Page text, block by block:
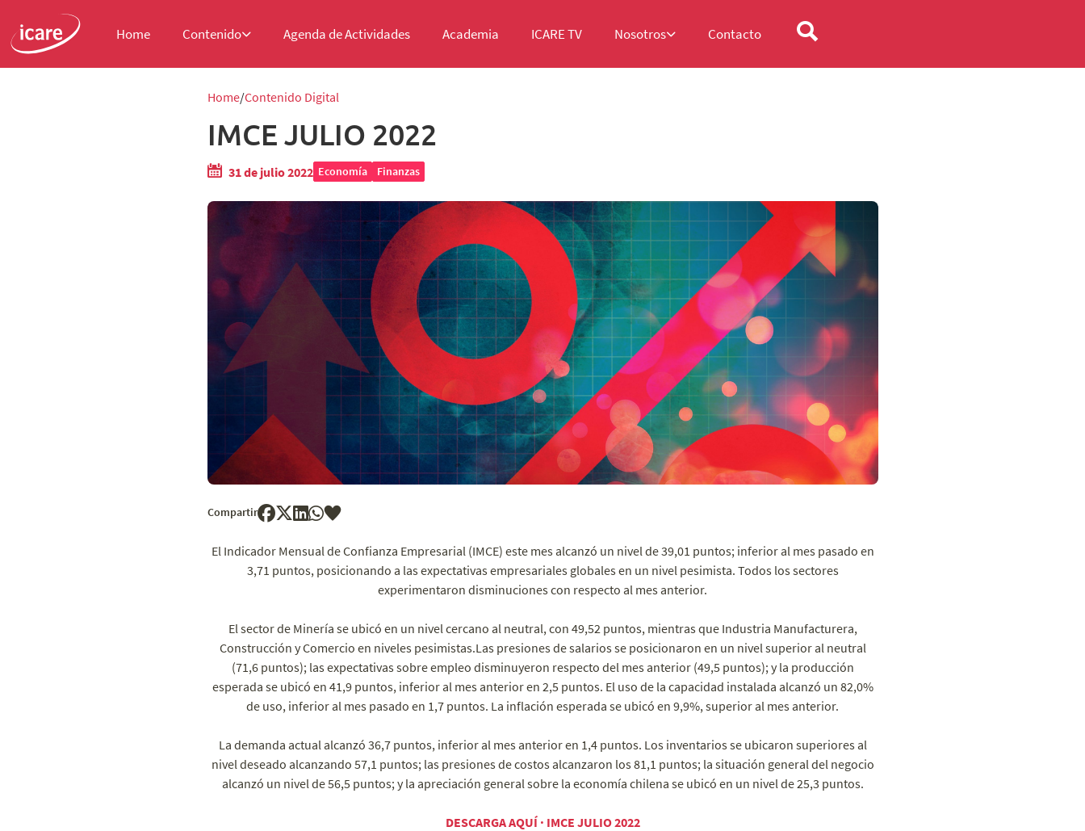
Home Contenido Agenda de Actividades Academia ICARE TV Nosotros Contacto
Home Contenido Digital
IMCE JULIO 2022
31 de julio 2022 Economía Finanzas
Compartir
El Indicador Mensual de Confianza Empresarial (IMCE) este mes alcanzó un nivel de 39,01 puntos; inferior al mes pasado en
3,71 puntos, posicionando a las expectativas empresariales globales en un nivel pesimista. Todos los sectores
experimentaron disminuciones con respecto al mes anterior.
El sector de Minería se ubicó en un nivel cercano al neutral, con 49,52 puntos, mientras que Industria Manufacturera,
Construcción y Comercio en niveles pesimistas.Las presiones de salarios se posicionaron en un nivel superior al neutral
(71,6 puntos); las expectativas sobre empleo disminuyeron respecto del mes anterior (49,5 puntos); y la producción
esperada se ubicó en 41,9 puntos, inferior al mes anterior en 2,5 puntos. El uso de la capacidad instalada alcanzó un 82,0%
de uso, inferior al mes pasado en 1,7 puntos. La inflación esperada se ubicó en 9,9%, superior al mes anterior.
La demanda actual alcanzó 36,7 puntos, inferior al mes anterior en 1,4 puntos. Los inventarios se ubicaron superiores al
nivel deseado alcanzando 57,1 puntos; las presiones de costos alcanzaron los 81,1 puntos; la situación general del negocio
alcanzó un nivel de 56,5 puntos; y la apreciación general sobre la economía chilena se ubicó en un nivel de 25,3 puntos.
DESCARGA AQUÍ · IMCE JULIO 2022